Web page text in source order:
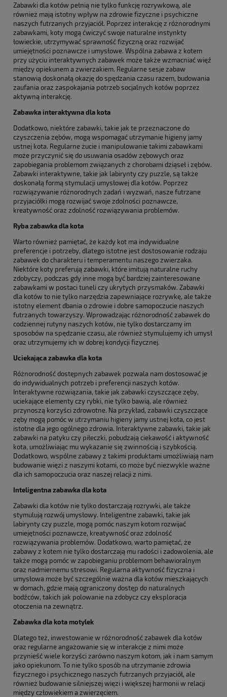
Zabawki dla kotów pełnią nie tylko funkcję rozrywkową, ale
również mają istotny wpływ na zdrowie fizyczne i psychiczne
naszych futrzanych przyjaciół. Poprzez interakcję z różnorodnymi
zabawkami, koty mogą ćwiczyć swoje naturalne instynkty
łowieckie, utrzymywać sprawność fizyczną oraz rozwijać
umiejętności poznawcze i umysłowe. Wspólna zabawa z kotem
przy użyciu interaktywnych zabawek może także wzmacniać więź
między opiekunem a zwierzakiem. Regularne sesje zabaw
stanowią doskonałą okazję do spędzania czasu razem, budowania
zaufania oraz zaspokajania potrzeb socjalnych kotów poprzez
aktywną interakcję.
Zabawka interaktywna dla kota
Dodatkowo, niektóre zabawki, takie jak te przeznaczone do
czyszczenia zębów, mogą wspomagać utrzymanie higieny jamy
ustnej kota. Regularne żucie i manipulowanie takimi zabawkami
może przyczynić się do usuwania osadów zębowych oraz
zapobiegania problemom związanych z chorobami dziąseł i zębów.
Zabawki interaktywne, takie jak labirynty czy puzzle, są także
doskonałą formą stymulacji umysłowej dla kotów. Poprzez
rozwiązywanie różnorodnych zadań i wyzwań, nasze futrzane
przyjaciółki mogą rozwijać swoje zdolności poznawcze,
kreatywność oraz zdolność rozwiązywania problemów.
Ryba zabawka dla kota
Warto również pamiętać, że każdy kot ma indywidualne
preferencje i potrzeby, dlatego istotne jest dostosowanie rodzaju
zabawek do charakteru i temperamentu naszego zwierzaka.
Niektóre koty preferują zabawki, które imitują naturalne ruchy
zdobyczy, podczas gdy inne mogą być bardziej zainteresowane
zabawkami w postaci tuneli czy ukrytych przysmaków. Zabawki
dla kotów to nie tylko narzędzia zapewniające rozrywkę, ale także
istotny element dbania o zdrowie i dobre samopoczucie naszych
futrzanych towarzyszy. Wprowadzając różnorodność zabawek do
codziennej rutyny naszych kotów, nie tylko dostarczamy im
sposobów na spędzanie czasu, ale również stymulujemy ich umysł
oraz utrzymujemy ich w dobrej kondycji fizycznej.
Uciekająca zabawka dla kota
Różnorodność dostępnych zabawek pozwala nam dostosować je
do indywidualnych potrzeb i preferencji naszych kotów.
Interaktywne rozwiązania, takie jak zabawki czyszczące zęby,
uciekające elementy czy rybki, nie tylko bawią, ale również
przynoszą korzyści zdrowotne. Na przykład, zabawki czyszczące
zęby mogą pomóc w utrzymaniu higieny jamy ustnej kota, co jest
istotne dla jego ogólnego zdrowia. Interaktywne zabawki, takie jak
zabawki na patyku czy piłeczki, pobudzają ciekawość i aktywność
kota, umożliwiając mu wykazanie się zwinnością i szybkością.
Dodatkowo, wspólne zabawy z takimi produktami umożliwiają nam
budowanie więzi z naszymi kotami, co może być niezwykle ważne
dla ich samopoczucia oraz naszej relacji z nimi.
Inteligentna zabawka dla kota
Zabawki dla kotów nie tylko dostarczają rozrywki, ale także
stymulują rozwój umysłowy. Inteligentne zabawki, takie jak
labirynty czy puzzle, mogą pomóc naszym kotom rozwijać
umiejętności poznawcze, kreatywność oraz zdolność
rozwiązywania problemów. Dodatkowo, warto pamiętać, że
zabawy z kotem nie tylko dostarczają mu radości i zadowolenia, ale
także mogą pomóc w zapobieganiu problemom behawioralnym
oraz nadmiernemu stresowi. Regularna aktywność fizyczna i
umysłowa może być szczególnie ważna dla kotów mieszkających
w domach, gdzie mają ograniczony dostęp do naturalnych
bodźców, takich jak polowanie na zdobycz czy eksploracja
otoczenia na zewnątrz.
Zabawka dla kota motylek
Dlatego też, inwestowanie w różnorodność zabawek dla kotów
oraz regularne angażowanie się w interakcje z nimi może
przynieść wiele korzyści zarówno naszym kotom, jak i nam samym
jako opiekunom. To nie tylko sposób na utrzymanie zdrowia
fizycznego i psychicznego naszych futrzanych przyjaciół, ale
również budowanie silniejszej więzi i większej harmonii w relacji
między człowiekiem a zwierzęciem.